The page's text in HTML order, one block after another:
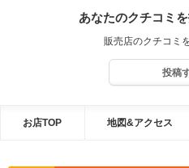
あなたのクチコミ
販売店のクチコミ
投稿
お店TOP 地図&アクセス